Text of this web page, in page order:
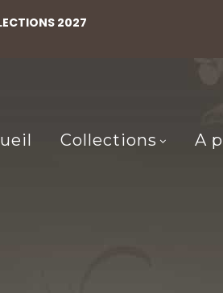
Collections A
2027